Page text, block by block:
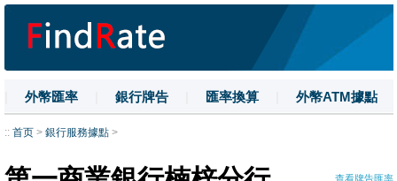
外幣匯率 銀行牌告 匯率換算 外幣ATM據點
| 名詞解釋 | 換匯技巧
:: 首页 > 銀行服務據點 >
查看牌告匯率